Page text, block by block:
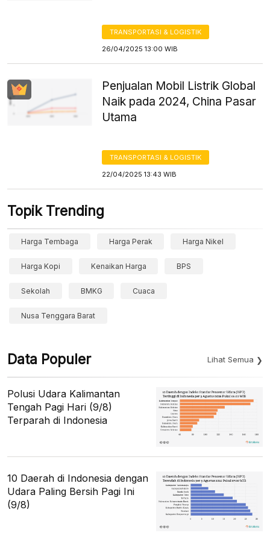
TRANSPORTASI & LOGISTIK
26/04/2025 13:00 WIB
Penjualan Mobil Listrik Global
Naik pada 2024, China Pasar
Utama
TRANSPORTASI & LOGISTIK
22/04/2025 13:43 WIB
Topik Trending
Harga Tembaga Harga Perak Harga Nikel
Harga Kopi Kenaikan Harga BPS
Sekolah BMKG Cuaca
Nusa Tenggara Barat
Data Populer Lihat Semua
Polusi Udara Kalimantan
Tengah Pagi Hari (9/8)
Terparah di Indonesia
10 Daerah di Indonesia dengan
Udara Paling Bersih Pagi Ini
(9/8)